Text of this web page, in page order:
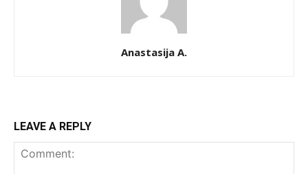
Anastasija A.
LEAVE A REPLY